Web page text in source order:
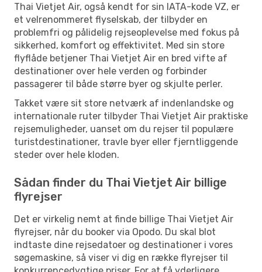
Thai Vietjet Air, også kendt for sin IATA-kode VZ, er
et velrenommeret flyselskab, der tilbyder en
problemfri og pålidelig rejseoplevelse med fokus på
sikkerhed, komfort og effektivitet. Med sin store
flyflåde betjener Thai Vietjet Air en bred vifte af
destinationer over hele verden og forbinder
passagerer til både større byer og skjulte perler.
Takket være sit store netværk af indenlandske og
internationale ruter tilbyder Thai Vietjet Air praktiske
rejsemuligheder, uanset om du rejser til populære
turistdestinationer, travle byer eller fjerntliggende
steder over hele kloden.
Sådan finder du Thai Vietjet Air billige
flyrejser
Det er virkelig nemt at finde billige Thai Vietjet Air
flyrejser, når du booker via Opodo. Du skal blot
indtaste dine rejsedatoer og destinationer i vores
søgemaskine, så viser vi dig en række flyrejser til